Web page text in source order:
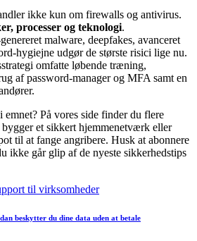
ikke kun om firewalls og antivirus.
processer og teknologi.
malware, deepfakes, avanceret
udgør de største risici lige nu.
omfatte løbende træning,
af password‑manager og MFA samt en
På vores side finder du flere
et sikkert hjemmenetværk eller
til at fange angribere. Husk at abonnere
ikke går glip af de nyeste sikkerhedstips
til virksomheder
beskytter du dine data uden at betale